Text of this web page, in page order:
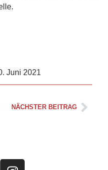
Juni 2021
NÄCHSTER BEITRAG